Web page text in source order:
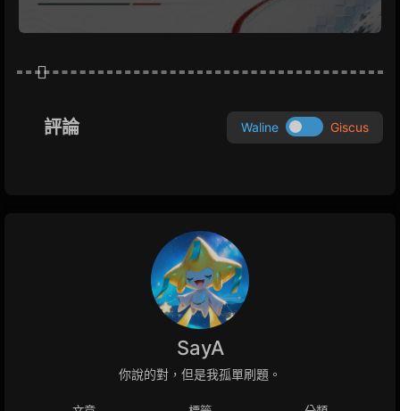
評論 Waline Giscus
SayA
你說的對，但是我孤單刷題。